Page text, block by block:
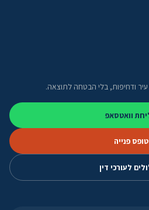
ודחיפות, בלי הבטחה לתוצאה.
וואטסאפ
טופס פנייה
לעורכי דין